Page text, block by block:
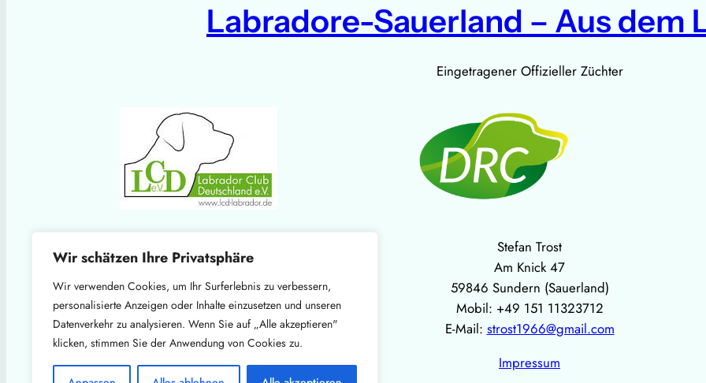
Wir schätzen Ihre Privatsphäre
Wir verwenden Cookies, um Ihr Surferlebnis zu verbessern,
personalisierte Anzeigen oder Inhalte einzusetzen und unseren
Datenverkehr zu analysieren. Wenn Sie auf „Alle akzeptieren"
klicken, stimmen Sie der Anwendung von Cookies zu.
Labradore-Sauerland – Aus dem
Eingetragener Offizieller Züchter
Stefan Trost
Am Knick 47
59846 Sundern (Sauerland)
Mobil: +49 151 11323712
E-Mail: strost1966@gmail.com
Impressum